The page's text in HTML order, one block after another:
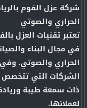
شركة عزل الفوم
الحراري والصوتي
تعتبر تقنيات العزل
في مجال البناء
الحراري والصوتي.
الشركات التي
ذات سمعة طيبة
لعملائها.